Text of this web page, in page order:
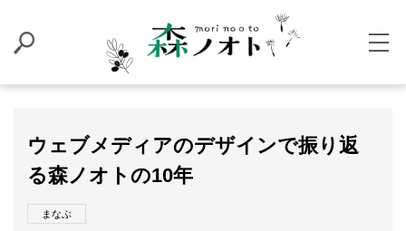
ウェブメディアのデザインで振り返
る森ノオトの10年
まなぶ